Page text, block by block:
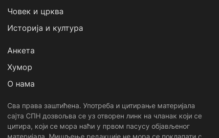
Човек и црква
Историја и култура
Анкета
Хумор
О нама
Сва права заштићена. Употреба и цитирање материјала
сајта СПН дозвољва се уз отворен линк на чланак који се
цитира, који се мора наћи у првом пасусу објављеног
материјала. Мишљење редакције не мора се поклапати с